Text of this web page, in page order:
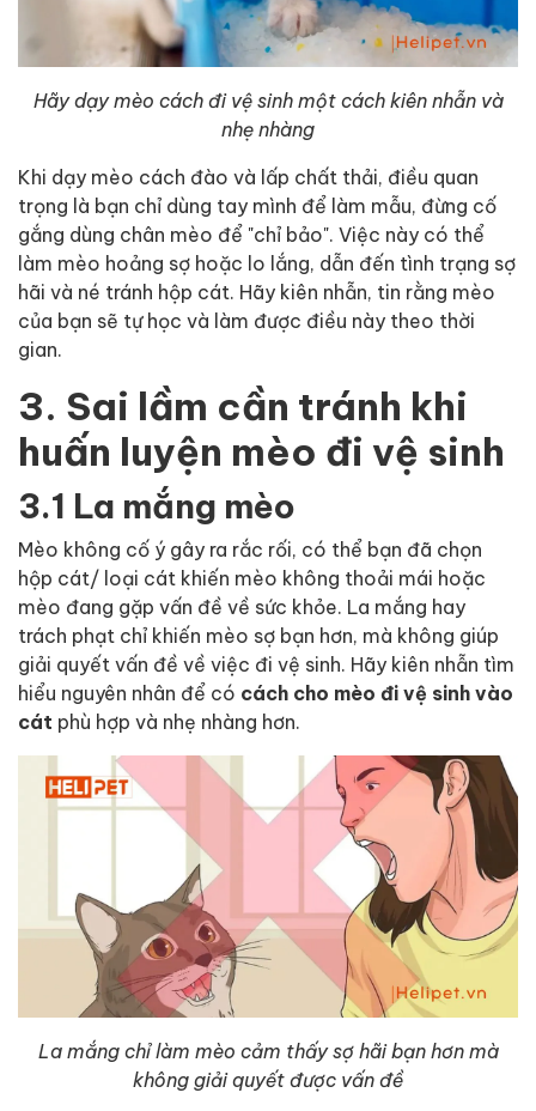
Hãy dạy mèo cách đi vệ sinh một cách kiên nhẫn và
nhẹ nhàng
Khi dạy mèo cách đào và lấp chất thải, điều quan
trọng là bạn chỉ dùng tay mình để làm mẫu, đừng cố
gắng dùng chân mèo để "chỉ bảo". Việc này có thể
làm mèo hoảng sợ hoặc lo lắng, dẫn đến tình trạng sợ
hãi và né tránh hộp cát. Hãy kiên nhẫn, tin rằng mèo
của bạn sẽ tự học và làm được điều này theo thời
gian.
3. Sai lầm cần tránh khi
huấn luyện mèo đi vệ sinh
3.1 La mắng mèo
Mèo không cố ý gây ra rắc rối, có thể bạn đã chọn
hộp cát/ loại cát khiến mèo không thoải mái hoặc
mèo đang gặp vấn đề về sức khỏe. La mắng hay
trách phạt chỉ khiến mèo sợ bạn hơn, mà không giúp
giải quyết vấn đề về việc đi vệ sinh. Hãy kiên nhẫn tìm
hiểu nguyên nhân để có cách cho mèo đi vệ sinh vào
cát phù hợp và nhẹ nhàng hơn.
La mắng chỉ làm mèo cảm thấy sợ hãi bạn hơn mà
không giải quyết được vấn đề